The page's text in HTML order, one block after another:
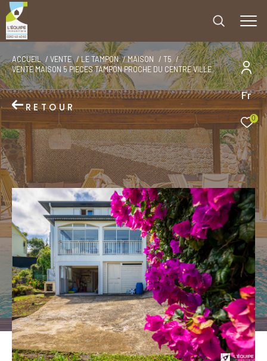
Fr
0
ACCUEIL VENTE LE TAMPON MAISON
T5
VENTE MAISON 5 PIECES TAMPON PROCHE DU CENTRE VILLE
RETOUR